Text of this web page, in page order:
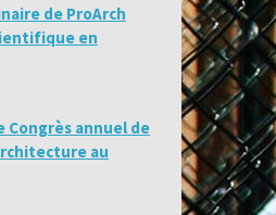
de ProArch
en
Congrès annuel de
au